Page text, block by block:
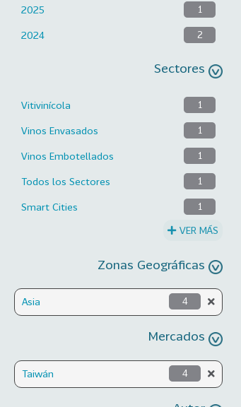
2025 1
2024 2
Sectores
Vitivinícola 1
Vinos Envasados 1
Vinos Embotellados 1
Todos los Sectores 1
Smart Cities 1
VER MÁS
Zonas Geográficas
Asia 4
Mercados
Taiwán 4